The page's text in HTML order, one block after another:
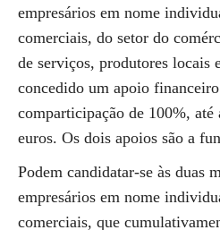
empresários em nome
comerciais, do setor do
de serviços, produtores locais
concedido um apoio
comparticipação de 100%,
euros. Os dois apoios são a
Podem candidatar-se às duas
empresários em nome
comerciais, que